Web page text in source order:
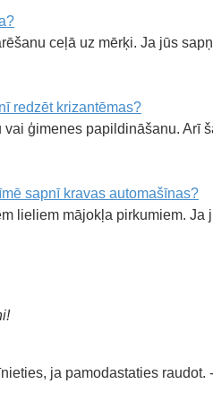
ceļā uz mērķi. Ja jūs
redzēt krizantēmas?
ģimenes papildināšanu. Arī
sapnī kravas automašīnas?
lieliem mājokļa pirkumiem. Ja
ja pamodastaties raudot. -